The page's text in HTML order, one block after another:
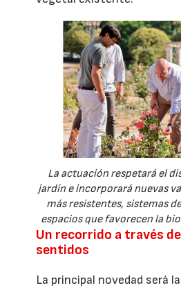
La actuación respetará el
jardín e incorporará nuevas
más resistentes, sistemas
espacios que favorecen la
Un recorrido a través
sentidos
La principal novedad será